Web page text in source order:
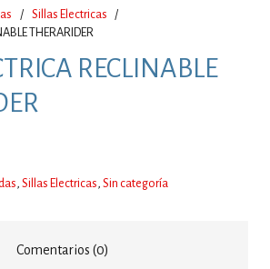
/ Sillas Electricas
/
THERARIDER
RECLINABLE
, Sillas Electricas , Sin categoría
Comentarios (0)